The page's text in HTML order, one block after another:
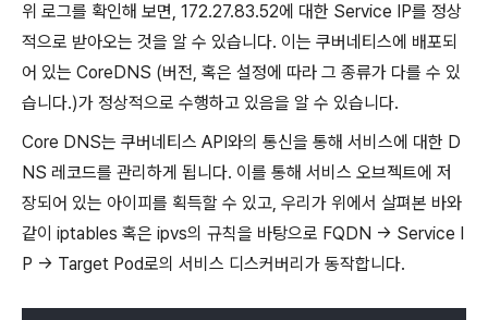
위 로그를 확인해 보면, 172.27.83.52에 대한 Service IP를 정상
적으로 받아오는 것을 알 수 있습니다. 이는 쿠버네티스에 배포되
어 있는 CoreDNS (버전, 혹은 설정에 따라 그 종류가 다를 수 있
습니다.)가 정상적으로 수행하고 있음을 알 수 있습니다.
Core DNS는 쿠버네티스 API와의 통신을 통해 서비스에 대한 D
NS 레코드를 관리하게 됩니다. 이를 통해 서비스 오브젝트에 저
장되어 있는 아이피를 획득할 수 있고, 우리가 위에서 살펴본 바와
같이 iptables 혹은 ipvs의 규칙을 바탕으로 FQDN → Service I
P → Target Pod로의 서비스 디스커버리가 동작합니다.